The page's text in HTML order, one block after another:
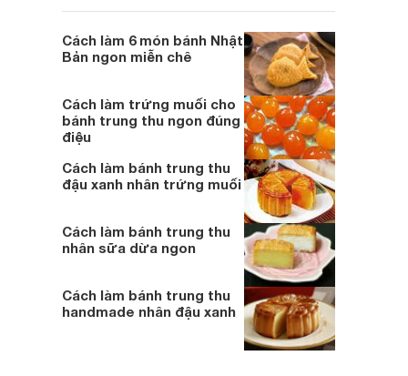
hiện ngay trong gian bếp nhà mình:
Cách làm 6 món bánh Nhật
Bản ngon miễn chê
Cách làm trứng muối cho
bánh trung thu ngon đúng
điệu
Cách làm bánh trung thu
đậu xanh nhân trứng muối
Cách làm bánh trung thu
nhân sữa dừa ngon
Cách làm bánh trung thu
handmade nhân đậu xanh